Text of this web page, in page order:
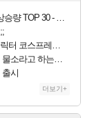
30 - 월간 치지직
코스프레한 꽁주
? 아! 그만 ㅋㅋ 알았어 ㅋㅋ
출시
더보기+